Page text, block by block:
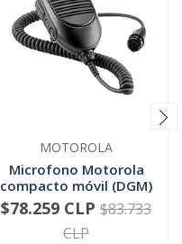
MOTOROLA
Microfono Motorola
compacto móvil (DGM)
RMN5052
+
-
$78.259 CLP $83.733
CLP